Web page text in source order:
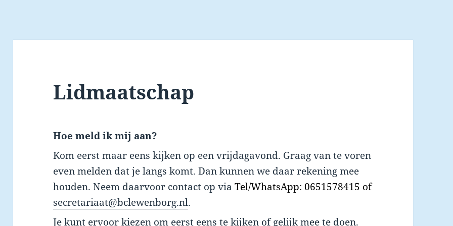
Lidmaatschap
Hoe meld ik mij aan?
Kom eerst maar eens kijken op een vrijdagavond. Graag van te voren
even melden dat je langs komt. Dan kunnen we daar rekening mee
houden. Neem daarvoor contact op viaTel/WhatsApp: 0651578415 of
secretariaat@bclewenborg.nl.
Je kunt ervoor kiezen om eerst eens te kijken of gelijk mee te doen.